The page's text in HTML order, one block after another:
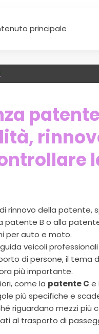
principale
rinnovo della patente,
patente B o alla
per auto e moto.
veicoli
di persone, il tema
più importante.
come la patente C e
più specifiche e
riguardano mezzi più
al trasporto di